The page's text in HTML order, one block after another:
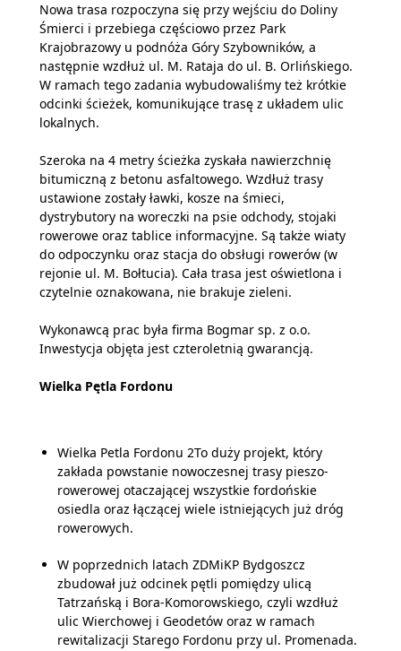
Nowa trasa rozpoczyna się przy wejściu do Doliny
Śmierci i przebiega częściowo przez Park
Krajobrazowy u podnóża Góry Szybowników, a
następnie wzdłuż ul. M. Rataja do ul. B. Orlińskiego.
W ramach tego zadania wybudowaliśmy też krótkie
odcinki ścieżek, komunikujące trasę z układem ulic
lokalnych.
Szeroka na 4 metry ścieżka zyskała nawierzchnię
bitumiczną z betonu asfaltowego. Wzdłuż trasy
ustawione zostały ławki, kosze na śmieci,
dystrybutory na woreczki na psie odchody, stojaki
rowerowe oraz tablice informacyjne. Są także wiaty
do odpoczynku oraz stacja do obsługi rowerów (w
rejonie ul. M. Bołtucia). Cała trasa jest oświetlona i
czytelnie oznakowana, nie brakuje zieleni.
Wykonawcą prac była firma Bogmar sp. z o.o.
Inwestycja objęta jest czteroletnią gwarancją.
Wielka Pętla Fordonu
Wielka Petla Fordonu 2To duży projekt, który
zakłada powstanie nowoczesnej trasy pieszo-
rowerowej otaczającej wszystkie fordońskie
osiedla oraz łączącej wiele istniejących już dróg
rowerowych.
W poprzednich latach ZDMiKP Bydgoszcz
zbudował już odcinek pętli pomiędzy ulicą
Tatrzańską i Bora-Komorowskiego, czyli wzdłuż
ulic Wierchowej i Geodetów oraz w ramach
rewitalizacji Starego Fordonu przy ul. Promenada.